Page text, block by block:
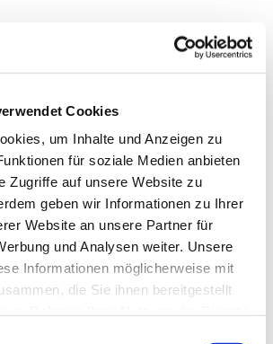
Cookies
um Inhalte und Anzeigen zu
für soziale Medien anbieten
Zugriffe auf unsere Website zu
geben wir Informationen zu Ihrer
Website an unsere Partner für
und Analysen weiter. Unsere
Informationen möglicherweise mit
die Sie ihnen bereitgestellt